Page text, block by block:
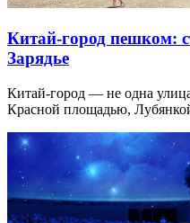
Китай-город пешком:
Зарядье
Китай-город — не одна
Красной площадью,